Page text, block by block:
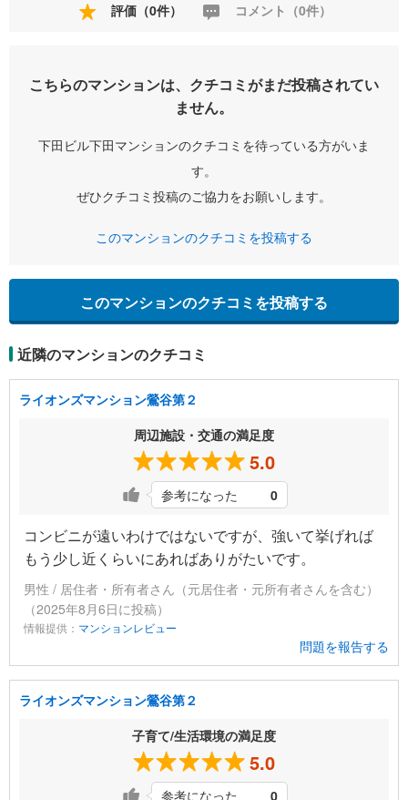
評価（0件） コメント（0件）
こちらのマンションは、クチコミがまだ投稿されてい
ません。
下田ビル下田マンションのクチコミを待っている方がいま
す。
ぜひクチコミ投稿のご協力をお願いします。
このマンションのクチコミを投稿する
このマンションのクチコミを投稿する
近隣のマンションのクチコミ
ライオンズマンション鶯谷第２
周辺施設・交通の満足度
5.0
参考になった 0
コンビニが遠いわけではないですが、強いて挙げれば
もう少し近くらいにあればありがたいです。
男性 / 居住者・所有者さん（元居住者・元所有者さんを含む）
（2025年8月6日に投稿）
情報提供： マンションレビュー
問題を報告する
ライオンズマンション鶯谷第２
子育て/生活環境の満足度
5.0
参考になった 0